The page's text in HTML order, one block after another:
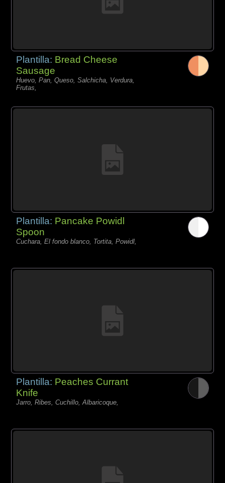
Plantilla: Bread Cheese
Sausage
Huevo, Pan, Queso, Salchicha, Verdura,
Frutas,
Plantilla: Pancake Powidl
Spoon
Cuchara, El fondo blanco, Tortita, Powidl,
Plantilla: Peaches Currant
Knife
Jarro, Ribes, Cuchillo, Albaricoque,